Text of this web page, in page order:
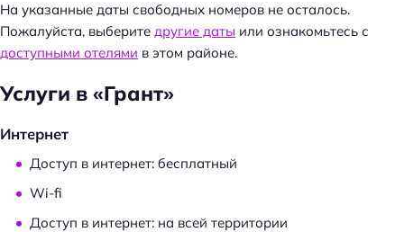
На указанные даты свободных номеров не осталось.
Пожалуйста, выберите другие даты или ознакомьтесь с
доступными отелями в этом районе.
Услуги в «Грант»
Интернет
Доступ в интернет: бесплатный
Wi-fi
Доступ в интернет: на всей территории
: